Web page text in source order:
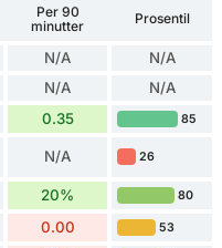
Per 90
minutter
Prosentil
N/A N/A
N/A N/A
0.35 85
N/A 26
20% 80
0.00 53